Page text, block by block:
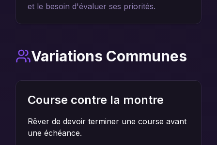
et le besoin d'évaluer ses priorités.
Variations Communes
Course contre la montre
Rêver de devoir terminer une course avant
une échéance.